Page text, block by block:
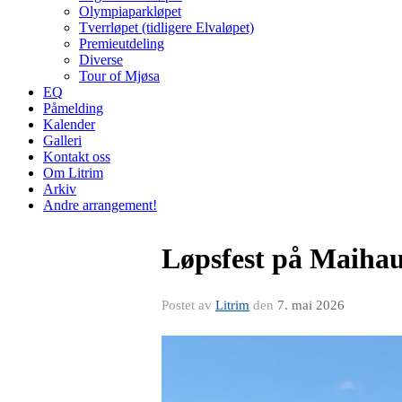
Olympiaparkløpet
Tverrløpet (tidligere Elvaløpet)
Premieutdeling
Diverse
Tour of Mjøsa
EQ
Påmelding
Kalender
Galleri
Kontakt oss
Om Litrim
Arkiv
Andre arrangement!
Løpsfest på
Postet av Litrim den 7. mai 2026